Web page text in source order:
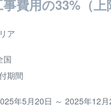
費用の33%（上
ア
国
期間
年5月20日 ～ 2025年12月